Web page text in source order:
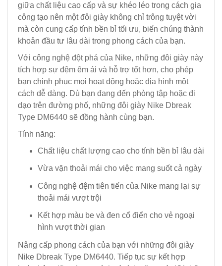
giữa chất liệu cao cấp và sự khéo léo trong cách gia
công tạo nên một đôi giày không chỉ trông tuyệt vời
mà còn cung cấp tính bền bỉ tối ưu, biến chúng thành
khoản đầu tư lâu dài trong phong cách của bạn.
Với công nghệ đột phá của Nike, những đôi giày này
tích hợp sự đệm êm ái và hỗ trợ tốt hơn, cho phép
bạn chinh phục mọi hoạt động hoặc địa hình một
cách dễ dàng. Dù bạn đang đến phòng tập hoặc đi
dạo trên đường phố, những đôi giày Nike Dbreak
Type DM6440 sẽ đồng hành cùng bạn.
Tính năng:
Chất liệu chất lượng cao cho tính bền bỉ lâu dài
Vừa vặn thoải mái cho việc mang suốt cả ngày
Công nghệ đệm tiên tiến của Nike mang lại sự
thoải mái vượt trội
Kết hợp màu be và đen cổ điển cho vẻ ngoại
hình vượt thời gian
Nâng cấp phong cách của bạn với những đôi giày
Nike Dbreak Type DM6440. Tiếp tục sự kết hợp